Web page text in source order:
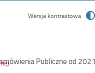
25
Wersja kontrastowa
Publiczne od 2021